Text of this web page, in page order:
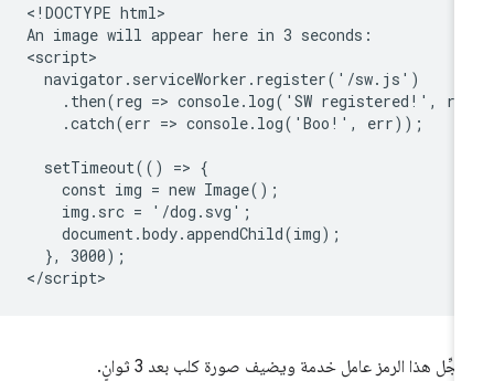
<!DOCTYPE html>
An image will appear here in 3 seconds:
<script>
  navigator.serviceWorker.register('/sw.js')
.then(reg => console.log('SW registered!',
    .catch(err => console.log('Boo!', err));
  setTimeout(() => {
    const img = new Image();
    img.src = '/dog.svg';
    document.body.appendChild(img);
  }, 3000);
هذا الرمز عامل خدمة ويضيف صورة كلب بعد 3 ثوانٍ.